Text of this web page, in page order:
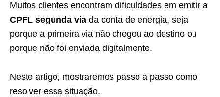
Muitos clientes encontram dificuldades em emitir a
CPFL segunda via da conta de energia, seja
porque a primeira via não chegou ao destino ou
porque não foi enviada digitalmente.
Neste artigo, mostraremos passo a passo como
resolver essa situação.